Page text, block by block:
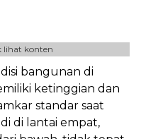
lihat konten
bangunan di
ketinggian dan
standar saat
di lantai empat,